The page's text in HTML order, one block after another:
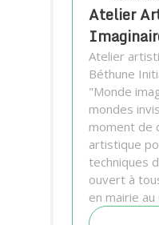
Atelier
Atelier
Béthune
"Monde
mondes
moment de
artistique
techniques
ouvert à
en mairie